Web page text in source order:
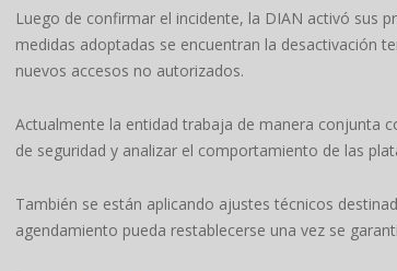
Luego de confirmar el incidente, la DIAN activó sus
medidas adoptadas se encuentran la desactivación
nuevos accesos no autorizados.
Actualmente la entidad trabaja de manera conjunta
de seguridad y analizar el comportamiento de las
También se están aplicando ajustes técnicos
agendamiento pueda restablecerse una vez se